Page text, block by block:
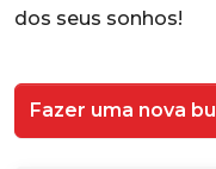
dos seus sonhos!
Fazer uma nova